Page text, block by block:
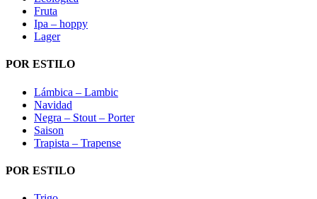
Fruta
Ipa – hoppy
Lager
POR ESTILO
Lámbica – Lambic
Navidad
Negra – Stout – Porter
Saison
Trapista – Trapense
POR ESTILO